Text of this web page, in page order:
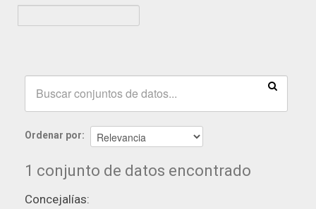
Ordenar por
1 conjunto de datos encontrado
Concejalías: